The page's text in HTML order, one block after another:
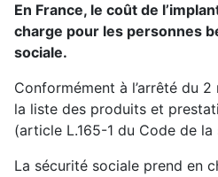
En France, le coût de
charge pour les personnes
sociale.
Conformément à l’arrêté du
la liste des produits et
(article L.165-1 du Code de
La sécurité sociale prend en